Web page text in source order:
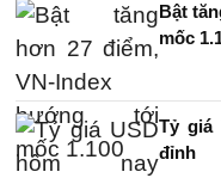
Bật
mốc
Tỷ giá
đỉnh